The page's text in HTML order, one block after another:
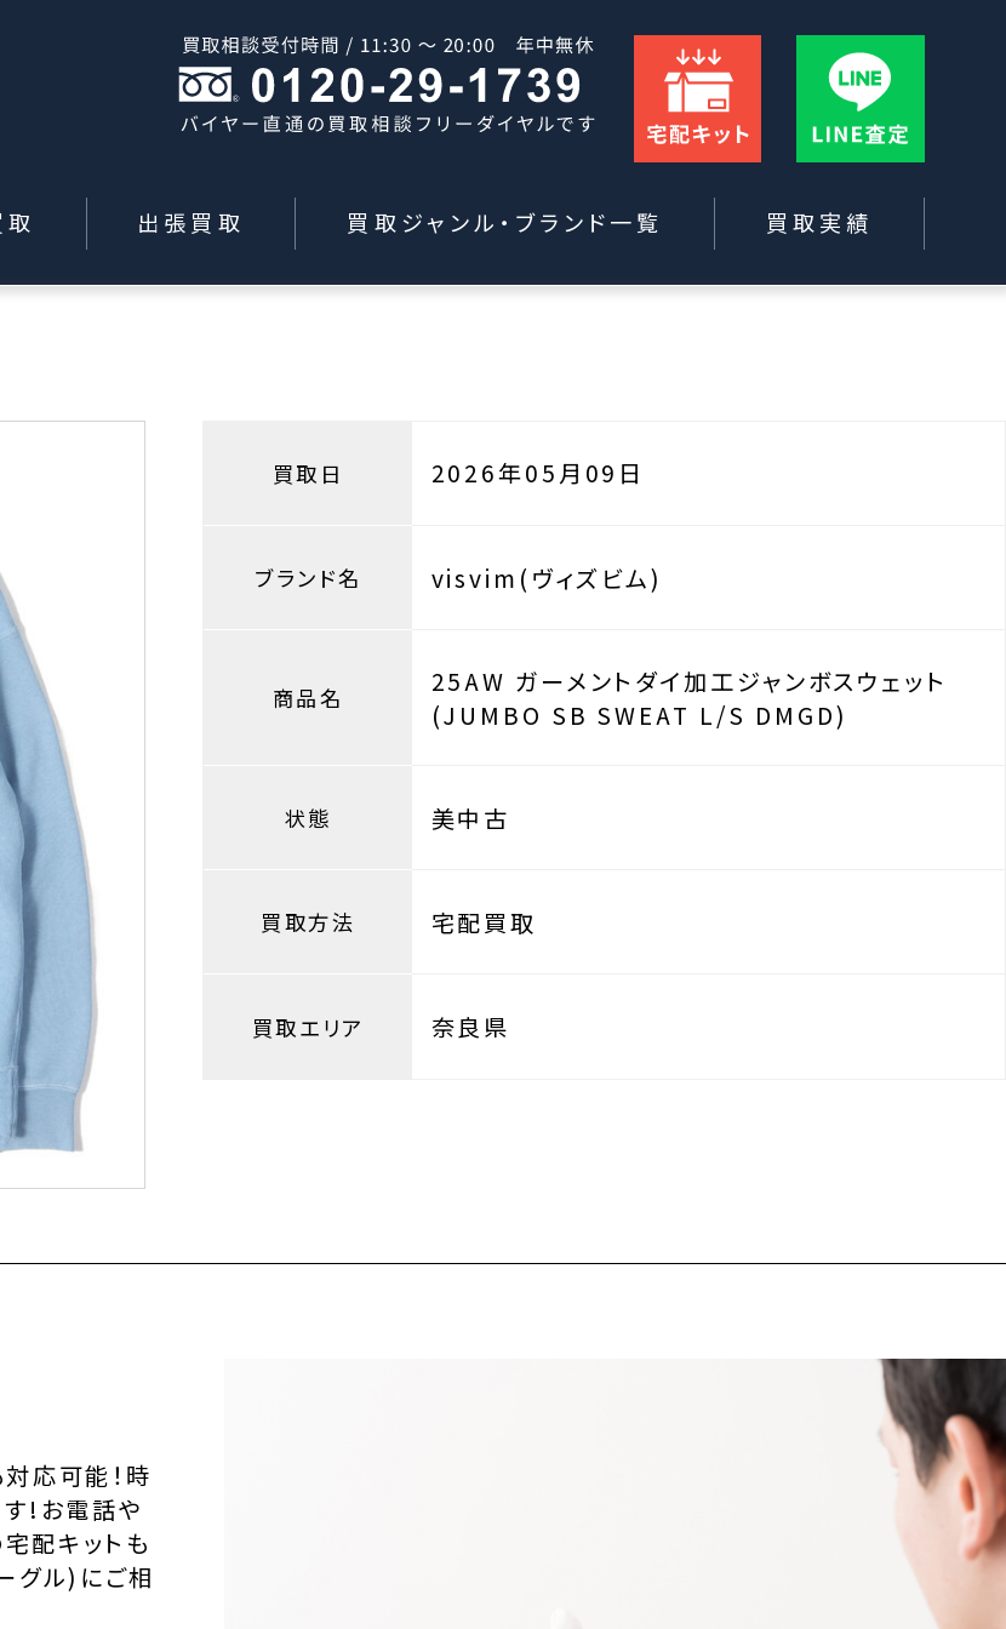
出張買取 買取ジャンル・ブランド一覧 買取実績
買取日 2026年05月09日
ブランド名 visvim(ヴィズビム)
商品名
25AW ガーメントダイ加工ジャンボスウェット
(JUMBO SB SWEAT L/S DMGD)
状態 美中古
買取方法 宅配買取
買取エリア 奈良県
応可能！時
!お電話や
配キットも
グル)にご相